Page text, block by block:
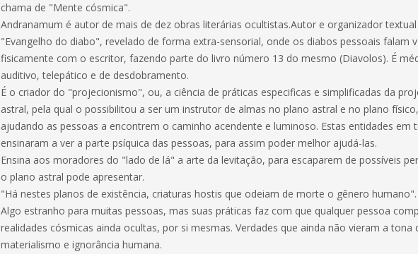
chama de "Mente cósmica".
Andranamum é autor de mais de dez obras literárias ocultistas.Autor e organizador
"Evangelho do diabo", revelado de forma extra-sensorial, onde os diabos pessoais falam
fisicamente com o escritor, fazendo parte do livro número 13 do mesmo (Diavolos). É
auditivo, telepático e de desdobramento.
É o criador do "projecionismo", ou, a ciência de práticas especificas e simplificadas da
astral, pela qual o possibilitou a ser um instrutor de almas no plano astral e no plano físico,
ajudando as pessoas a encontrem o caminho acendente e luminoso. Estas entidades em
ensinaram a ver a parte psíquica das pessoas, para assim poder melhor ajudá-las.
Ensina aos moradores do "lado de lá" a arte da levitação, para escaparem de possíveis
o plano astral pode apresentar.
"Há nestes planos de existência, criaturas hostis que odeiam de morte o gênero humano".
Algo estranho para muitas pessoas, mas suas práticas faz com que qualquer pessoa
realidades cósmicas ainda ocultas, por si mesmas. Verdades que ainda não vieram a tona
materialismo e ignorância humana.